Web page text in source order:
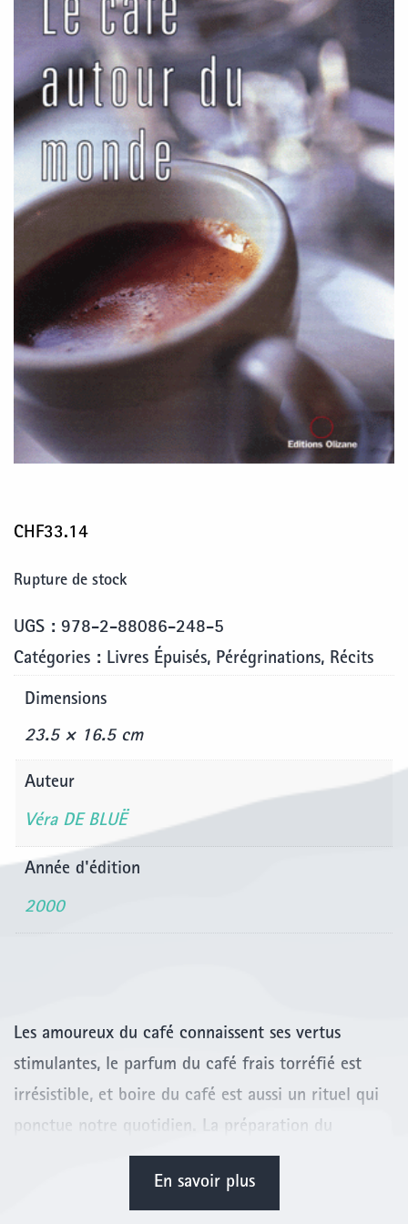
CHF33.14
Rupture de stock
UGS : 978-2-88086-248-5
Catégories : Livres Épuisés, Pérégrinations, Récits
Dimensions
23.5 × 16.5 cm
Auteur
Véra DE BLUË
Année d'édition
2000
Les amoureux du café connaissent ses vertus
stimulantes, le parfum du café frais torréfié est
irrésistible, et boire du café est aussi un rituel qui
ponctue notre quotidien. La préparation du
breuvage ne s’improvise pas, comme ne témoignent
les quelque vingt recettes de café et de
En savoir plus